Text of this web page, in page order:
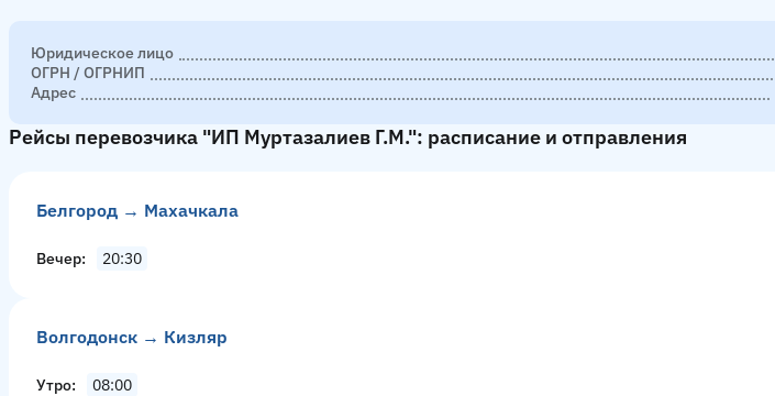
Юридическое лицо
ОГРН / ОГРНИП
Адрес
Рейсы перевозчика "ИП Муртазалиев Г.М.": расписание и отправления
Белгород → Махачкала
Вечер 20:30
Волгодонск → Кизляр
Утро 08:00